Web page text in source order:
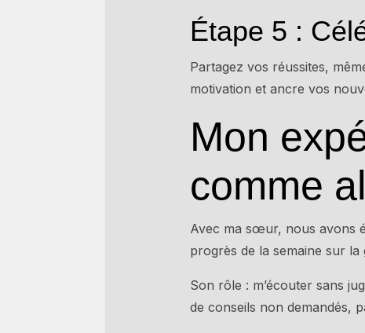
Étape 5 :
Partagez vos réussites,
motivation et ancre vos
Mon
comme
Avec ma sœur, nous avons
progrès de la semaine sur la
Son rôle : m’écouter sans
de conseils non demandés,